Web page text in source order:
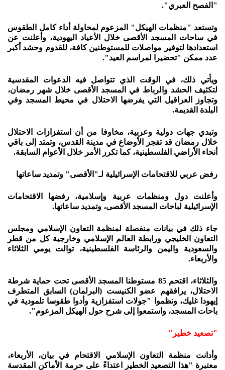
"الفصح العبري".
وتستعد "منظمات الهيكل" المزعوم لمحاولة أداء كامل الطقوس
في ساحات المسجد الأقصى خلال الأعياد اليهودية، وأعلنت عن
استعدادها لتوفير مواصلات للمستوطنين كافة، للقدوم وحشد أكبر
عدد ممكن "تحضيرا لمراسم العيد".
ويأتي ذلك، في الوقت الذي تتواصل فيه الدعوات المقدسية
لتكثيف الحشد والرباط في المسجد الأقصى خلال شهر رمضان،
وتجاوز العراقيل التي يفرضها الاحتلال في محيط المسجد وفي
البلدة القديمة.
وتبدي جهات دولية وعربية، مخاوفا من أن استفزازات الاحتلال
خلال رمضان قد تفجر الأوضاع في مدينة القدس، وتمتد إلى باقي
أنحاء الأراضي الفلسطينية، كما تكرر الأمر خلال الأعوام السابقة.
رفض عربي للاقتحامات الإسرائيلية لـ"الأقصى" وتمديد ساعاتها
وأعلنت دول ومنظمات عربية وإسلامية، رفضها الاقتحامات
الإسرائيلية لباحات المسجد الأقصى، وتمديد ساعاتها.
جاء ذلك في بيانات منفصلة لمنظمة التعاون الإسلامي ومجلس
التعاون الخليجي ورابطة العالم الإسلامي وخارجية كل من قطر
والسعودية واليمن والرئاسة الفلسطينية، توالت يومي الثلاثاء
والأربعاء.
والثلاثاء، اقتحم 85 مستوطنا المسجد الأقصى تحت حماية شرطة
الاحتلال، يرافقهم عضو الكنيست (البرلمان) السابق المتطرف
إيهودا غليك، ونظموا "جولات استفزازية وأدوا طقوسا تلمودية في
باحات المسجد، واستمعوا إلى شرح حول الهيكل المزعوم".
"تصعيد خطير"
وأدانت منظمة التعاون الإسلامي الاقتحام في بيان، الأربعاء،
معتبرة "هذا التصعيد الخطير اعتداءً على حرمة الأماكن المقدسة